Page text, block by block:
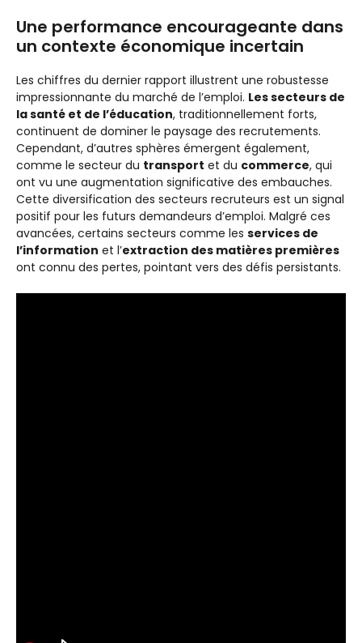
Une performance encourageante dans
un contexte économique incertain
Les chiffres du dernier rapport illustrent une robustesse
impressionnante du marché de l’emploi. Les secteurs de
la santé et de l’éducation, traditionnellement forts,
continuent de dominer le paysage des recrutements.
Cependant, d’autres sphères émergent également,
comme le secteur du transport et du commerce, qui
ont vu une augmentation significative des embauches.
Cette diversification des secteurs recruteurs est un signal
positif pour les futurs demandeurs d’emploi. Malgré ces
avancées, certains secteurs comme les services de
l’information et l’extraction des matières premières
ont connu des pertes, pointant vers des défis persistants.